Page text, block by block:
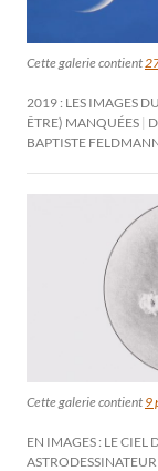
Cette galerie contient
2019 : LES IMAGES
ÊTRE) MANQUÉES
BAPTISTE
Cette galerie contient 9
EN IMAGES : LE CIEL
ASTRODESSINATEUR